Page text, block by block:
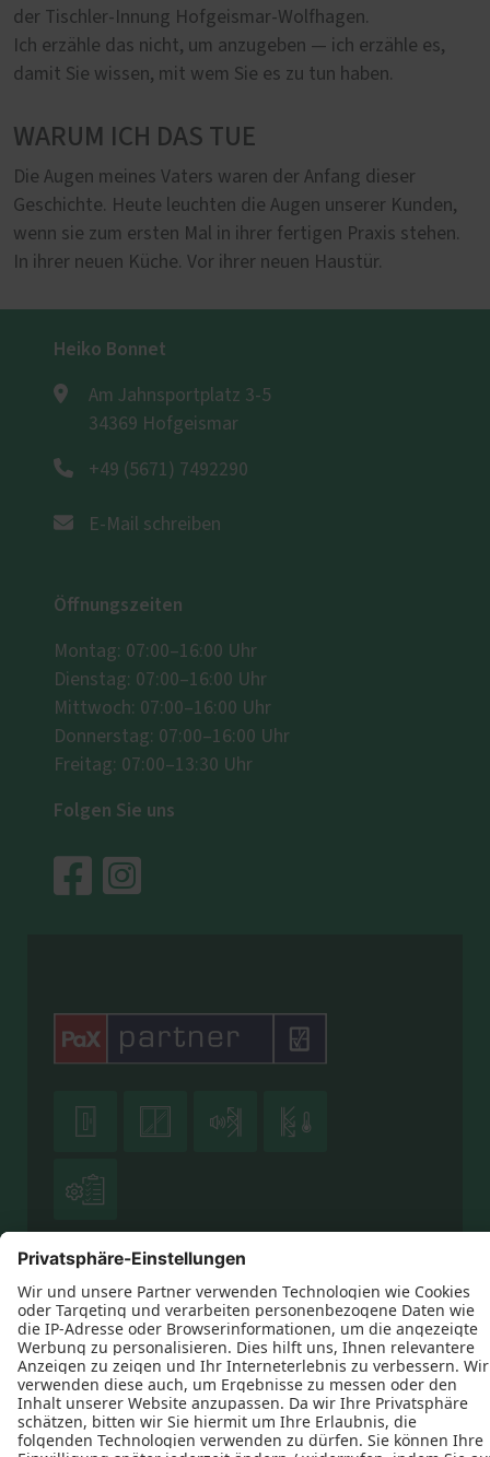
der Tischler-Innung Hofgeismar-Wolfhagen.
Ich erzähle das nicht, um anzugeben — ich erzähle es,
damit Sie wissen, mit wem Sie es zu tun haben.
WARUM ICH DAS TUE
Die Augen meines Vaters waren der Anfang dieser
Geschichte. Heute leuchten die Augen unserer Kunden,
wenn sie zum ersten Mal in ihrer fertigen Praxis stehen.
In ihrer neuen Küche. Vor ihrer neuen Haustür.
Heiko Bonnet
Am Jahnsportplatz 3-5
34369 Hofgeismar
+49 (5671) 7492290
E-Mail schreiben
Öffnungszeiten
Montag: 07:00–16:00 Uhr
Dienstag: 07:00–16:00 Uhr
Mittwoch: 07:00–16:00 Uhr
Donnerstag: 07:00–16:00 Uhr
Freitag: 07:00–13:30 Uhr
Folgen Sie uns
   

Datenschutz Impressum
Kontakt
Heiko Bonnet © 2026